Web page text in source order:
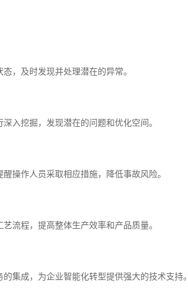
，及时发现并处理潜在的异常。
入挖掘，发现潜在的问题和优化空间。
操作人员采取相应措施，降低事故风险。
流程，提高整体生产效率和产品质量。
集成，为企业智能化转型提供强大的技术支持。